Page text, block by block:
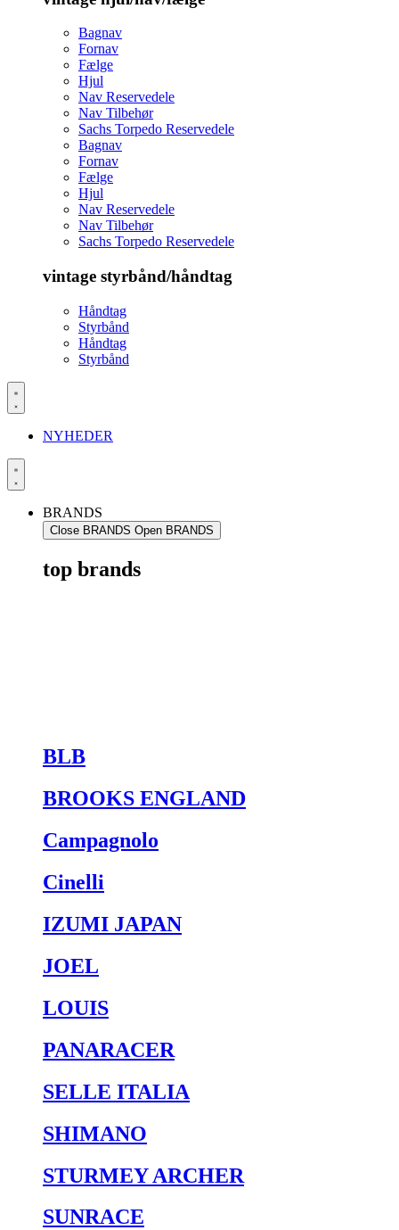
Bagnav
Fornav
Fælge
Hjul
Nav Reservedele
Nav Tilbehør
Sachs Torpedo Reservedele
Bagnav
Fornav
Fælge
Hjul
Nav Reservedele
Nav Tilbehør
Sachs Torpedo Reservedele
vintage styrbånd/håndtag
Håndtag
Styrbånd
Håndtag
Styrbånd
NYHEDER
BRANDS
Close BRANDS Open BRANDS
top brands
BLB
BROOKS ENGLAND
Campagnolo
Cinelli
IZUMI JAPAN
JOEL
LOUIS
PANARACER
SELLE ITALIA
SHIMANO
STURMEY ARCHER
SUNRACE